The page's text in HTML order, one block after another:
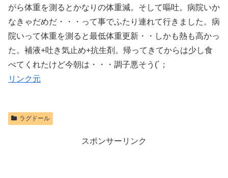
がら体重を測るとかなりの体重減。そして嘔吐。病院いか
なきゃだめだ・・・って事でふたり連れて行きました。病
院いって体重を測ると最低体重更新・・しかも熱も高かっ
た。補液+吐き気止め+抗生剤。帰ってきてからは少し食
べてくれたけど今朝は・・・調子悪そう(´；
リンク元
ラグドール
スポンサーリンク